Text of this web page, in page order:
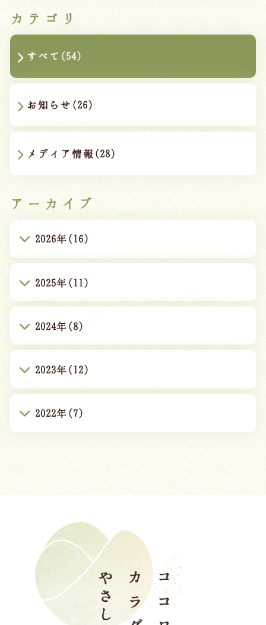
カテゴリ
すべて(54)
お知らせ(26)
メディア情報(28)
アーカイブ
2026年(16)
2025年(11)
2024年(8)
2023年(12)
2022年(7)